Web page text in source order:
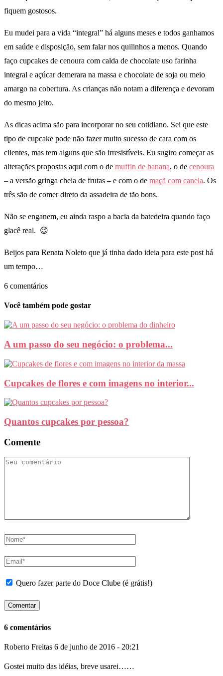
fiquem gostosos.
Eu mudei para a vida “integral” há alguns meses e todos ganhamos
em saúde e disposição, sem falar nos quilinhos a menos. Quando
faço cupcakes de cenoura com calda de chocolate uso farinha
integral e açúcar demerara na massa e chocolate de soja ou meio
amargo na cobertura. As crianças não notam a diferença e devoram
do mesmo jeito.
As dicas acima são para incorporar no seu cotidiano. Sei que este
tipo de cupcake pode não fazer muito sucesso de cara com os
clientes, mas tem alguns que são irresistíveis. Eu sugiro começar as
alterações propostas aqui com o de muffin de banana, o de cenoura
– a versão gringa cheia de frutas – e com o de maçã com canela. Os
três são de comer direto da assadeira de tão bons.
Não se enganem, eu ainda raspo a bacia da batedeira quando faço
glacê real. 😉
Beijos para Renata Noleto que já tinha dado ideia para este post há
um tempo…
6 comentários
Você também pode gostar
A um passo do seu negócio: o problema...
Cupcakes de flores e com imagens no interior...
Quantos cupcakes por pessoa?
Comente
Quero fazer parte do Doce Clube (é grátis!)
6 comentários
Roberto Freitas 6 de junho de 2016 - 20:21
Gostei muito das idéias, breve usarei……